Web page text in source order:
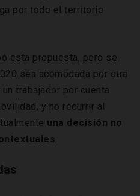
por todo el territorio
esta propuesta, pero se
sea acomodada por otra
trabajador por cuenta
y no recurrir al
una decisión no
.